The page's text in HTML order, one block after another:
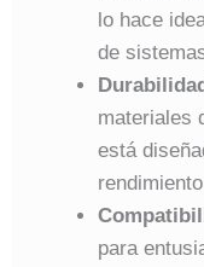
lo hace
de
materiales
está
para